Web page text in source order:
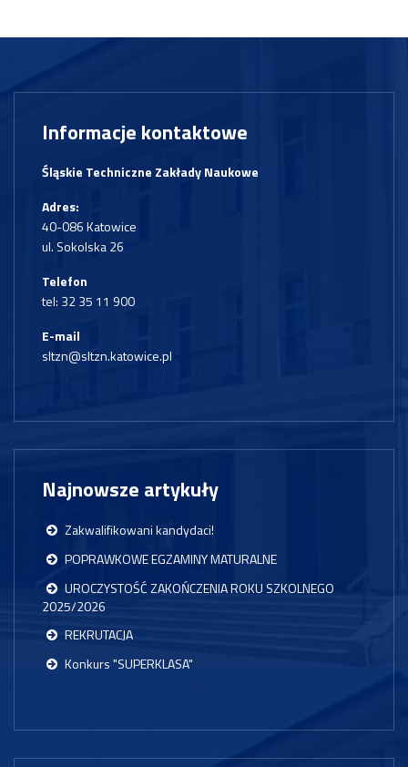
Informacje kontaktowe
Śląskie Techniczne Zakłady Naukowe
Adres:
40-086 Katowice
ul. Sokolska 26
Telefon
tel: 32 35 11 900
E-mail
sltzn@sltzn.katowice.pl
Najnowsze artykuły
Zakwalifikowani kandydaci!
POPRAWKOWE EGZAMINY MATURALNE
UROCZYSTOŚĆ ZAKOŃCZENIA ROKU SZKOLNEGO
2025/2026
REKRUTACJA
Konkurs "SUPERKLASA"